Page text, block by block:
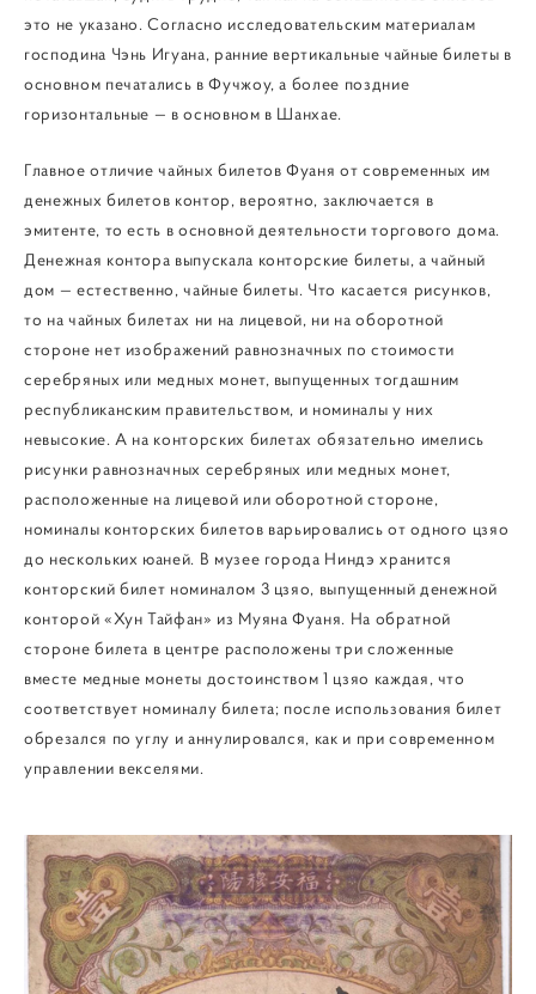
это не указано. Согласно исследовательским материалам
господина Чэнь Игуана, ранние вертикальные чайные билеты в
основном печатались в Фучжоу, а более поздние
горизонтальные — в основном в Шанхае.
Главное отличие чайных билетов Фуаня от современных им
денежных билетов контор, вероятно, заключается в
эмитенте, то есть в основной деятельности торгового дома.
Денежная контора выпускала конторские билеты, а чайный
дом — естественно, чайные билеты. Что касается рисунков,
то на чайных билетах ни на лицевой, ни на оборотной
стороне нет изображений равнозначных по стоимости
серебряных или медных монет, выпущенных тогдашним
республиканским правительством, и номиналы у них
невысокие. А на конторских билетах обязательно имелись
рисунки равнозначных серебряных или медных монет,
расположенные на лицевой или оборотной стороне,
номиналы конторских билетов варьировались от одного цзяо
до нескольких юаней. В музее города Ниндэ хранится
конторский билет номиналом 3 цзяо, выпущенный денежной
конторой «Хун Тайфан» из Муяна Фуаня. На обратной
стороне билета в центре расположены три сложенные
вместе медные монеты достоинством 1 цзяо каждая, что
соответствует номиналу билета; после использования билет
обрезался по углу и аннулировался, как и при современном
управлении векселями.